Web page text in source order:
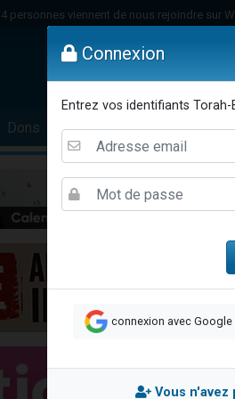
4 personnes viennent de nous rejoindre sur
3 personnes viennent de nous rejoindre sur
13 personnes viennent de demander une
2 personnes viennent de nous rejoindre sur
30 personnes viennent de faire un don
Il reste 49 places pour étudier en groupe
12 nouvelles musiques dans Torah-Box
3 personnes viennent de nous rejoindre sur
2 personnes viennent de nous rejoindre sur
3 personnes viennent de nous rejoindre sur
2 nouvelles musiques dans Torah-Box
8 personnes viennent de faire un don
Dons Femmes Enfants
Connexion
Entrez vos identifiants
connexion avec Google
Vous n'avez